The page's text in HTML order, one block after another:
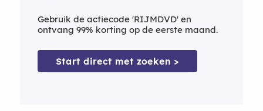
Gebruik de actiecode 'RIJMDVD' en
ontvang 99% korting op de eerste maand.
Start direct met zoeken >